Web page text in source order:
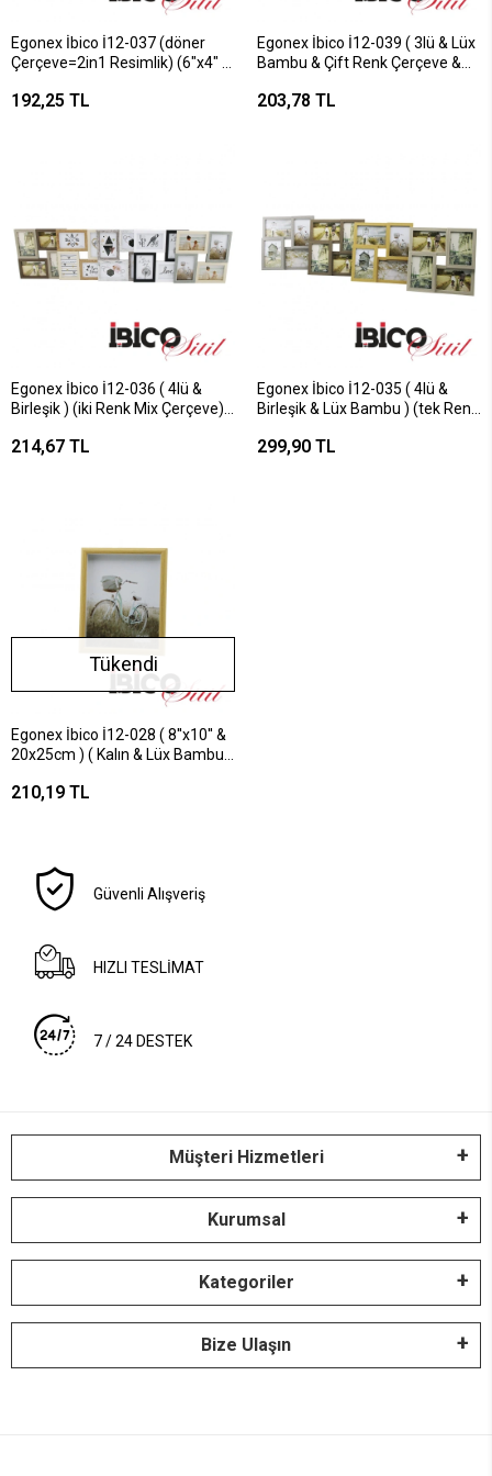
Egonex İbico İ12-037 (döner
Çerçeve=2in1 Resimlik) (6"x4" &
Resim Çerçevesi
192,25 TL
Egonex İbico İ12-039 ( 3lü & Lüx
Bambu & Çift Renk Çerçeve &
Çerçevesi ( 6"4" & 15x10cm
203,78 TL
Egonex İbico İ12-036 ( 4lü &
Birleşik ) (iki Renk Mix Çerçeve)
Çerçeve ( 4"x6" & 10x15cm
214,67 TL
Egonex İbico İ12-035 ( 4lü &
Birleşik & Lüx Bambu ) (tek Renk
Resim Çerçeve ( 4"x6" &
299,90 TL
Tükendi
Egonex İbico İ12-028 ( 8''x10'' &
20x25cm ) ( Kalın & Lüx Bambu
Resim Çerçevesi *36=k
210,19 TL
Güvenli Alışveriş
HIZLI TESLİMAT
7 / 24 DESTEK
Müşteri Hizmetleri
Kurumsal
Kategoriler
Bize Ulaşın